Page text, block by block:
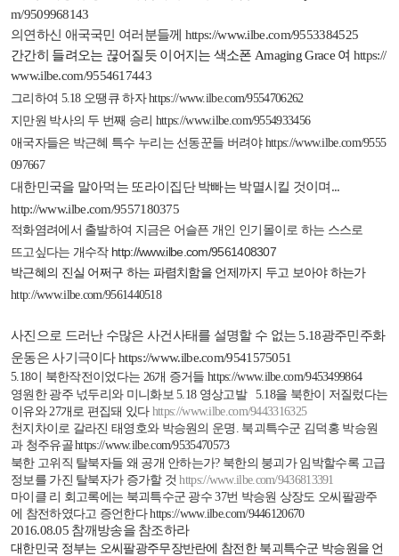
m/9509968143
의연하신 애국국민 여러분들께 https://www.ilbe.com/9553384525
간간히 들려오는 끊어질듯 이어지는 색소폰 Amaging Grace 여 https://
www.ilbe.com/9554617443
그리하여 5.18 오땡큐 하자 https://www.ilbe.com/9554706262
지만원 박사의 두 번째 승리 https://www.ilbe.com/9554933456
애국자들은 박근혜 특수 누리는 선동꾼들 버려야 https://www.ilbe.com/9555
097667
대한민국을 말아먹는 또라이집단 박빠는 박멸시킬 것이며 ...
http://www.ilbe.com/9557180375
적화염려에서 출발하여 지금은 어슬픈 개인 인기몰이로 하는 스스로
뜨고싶다는 개수작 http://www.ilbe.com/9561408307
박근혜의 진실 어쩌구 하는 파렴치함을 언제까지 두고 보아야 하는가
http://www.ilbe.com/9561440518
사진으로 드러난 수많은 사건사태를 설명할 수 없는 5.18광주민주화
운동은 사기극이다 https://www.ilbe.com/9541575051
5.18이 북한작전이었다는 26개 증거들 https://www.ilbe.com/9453499864
영원한 광주 넋두리와 미니화보5.18 영상고발5.18을 북한이 저질렀다는
이유와27개로 편집돼 있다 https://www.ilbe.com/9443316325
천지차이로 갈라진 태영호와 박승원의 운명 . 북괴특수군 김덕홍 박승원
과 청주유골https://www.ilbe.com/9535470573
북한 고위직 탈북자들 왜 공개 안하는가? 북한의 붕괴가 임박할수록 고급
정보를 가진 탈북자가 증가할 것https://www.ilbe.com/9436813391
마이클 리 회고록에는 북괴특수군 광수 37번 박승원 상장도 오씨팔광주
에 참전하였다고 증언한다 https://www.ilbe.com/9446120670
2016.08.05 참깨방송을 참조하라
대한민국 정부는 오씨팔광주무장반란에 참전한 북괴특수군 박승원을 언